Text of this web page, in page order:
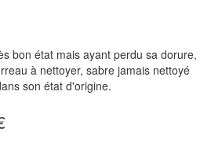
bon état mais ayant perdu sa dorure,
à nettoyer, sabre jamais nettoyé
son état d'origine.